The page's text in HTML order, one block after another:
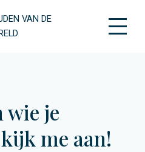
VAN DE
wie je
me aan!